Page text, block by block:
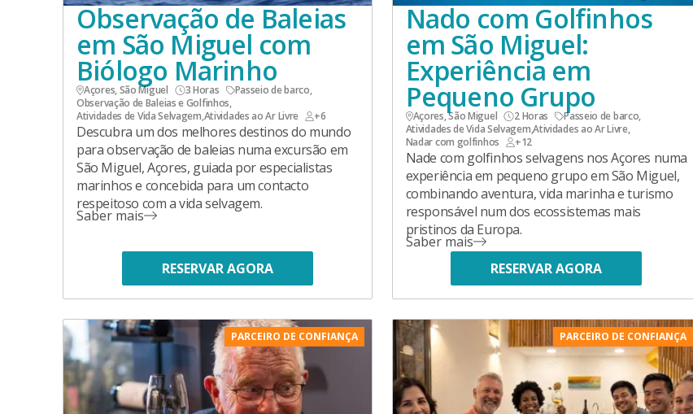
Observação de Baleias
em São Miguel com
Biólogo Marinho
Açores, São Miguel 3 Horas Passeio de barco,
Observação de Baleias e Golfinhos,
Atividades de Vida Selvagem,Atividades ao Ar Livre +6
Descubra um dos melhores destinos do mundo
para observação de baleias numa excursão em
São Miguel, Açores, guiada por especialistas
marinhos e concebida para um contacto
respeitoso com a vida selvagem.
Saber mais
RESERVAR AGORA
Nado com Golfinhos
em São Miguel:
Experiência em
Pequeno Grupo
Açores, São Miguel 2 Horas Passeio de barco,
Atividades de Vida Selvagem,Atividades ao Ar Livre,
Nadar com golfinhos
+12
Nade com golfinhos selvagens nos Açores numa
experiência em pequeno grupo em São Miguel,
combinando aventura, vida marinha e turismo
responsável num dos ecossistemas mais
pristinos da Europa.
Saber mais
RESERVAR AGORA
PARCEIRO DE CONFIANÇA PARCEIRO DE CONFIANÇA